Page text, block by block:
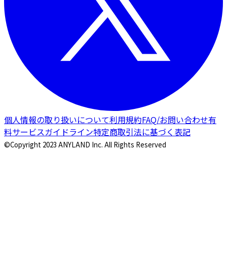
個人情報の取り扱いについて利用規約FAQ/お問い合わせ有
料サービスガイドライン特定商取引法に基づく表記
©Copyright 2023 ANYLAND Inc. All Rights Reserved